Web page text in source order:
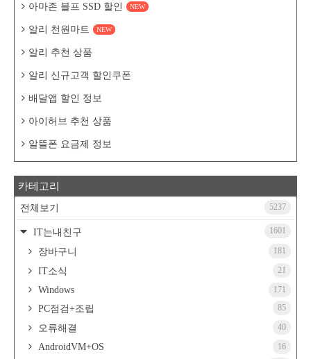
아마존 블프 SSD 할인 NEW
알리 천원마트 NEW
알리 추천 상품
알리 신규고객 할인쿠폰
배달앱 할인 정보
아이허브 추천 상품
알뜰폰 요금제 정보
카테고리
전체보기 5237
IT는내친구 1601
장바구니 181
IT소식 21
Windows 171
PC점검+조립 85
오류해결 40
AndroidVM+OS 16